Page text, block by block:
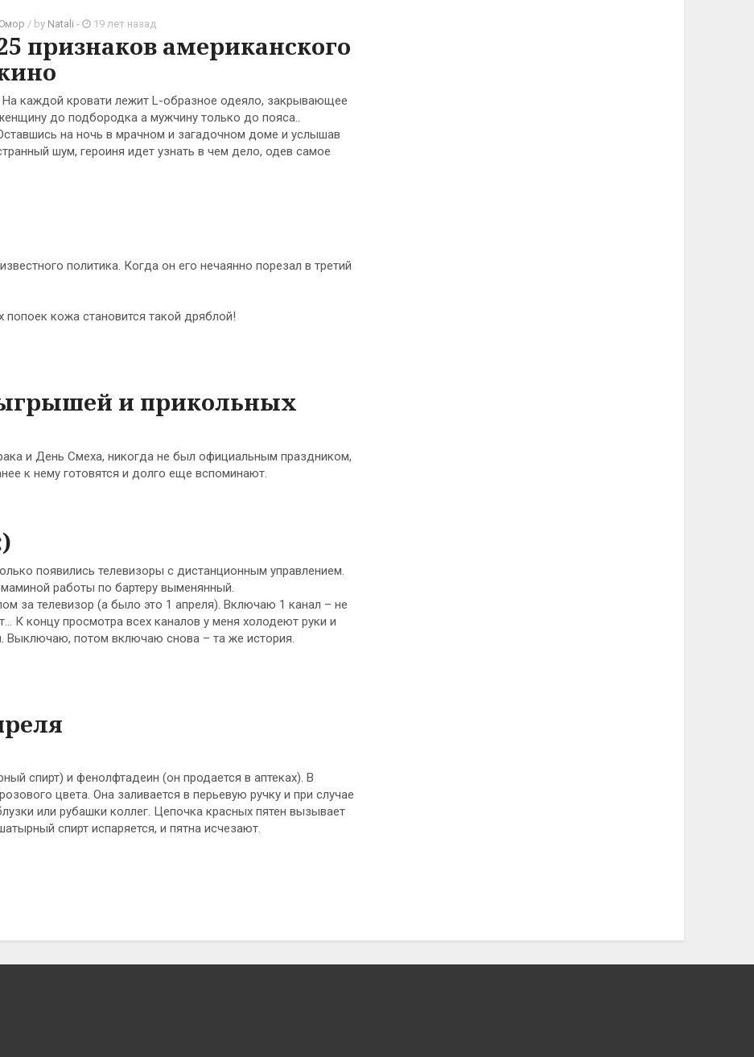
/ by Natali - 19 лет назад
признаков американского
На каждой кровати лежит L-образное одеяло, закрывающее
до подбородка а мужчину только до пояса..
на ночь в мрачном и загадочном доме и услышав
шум, героиня идет узнать в чем дело, одев самое
политика. Когда он его нечаянно порезал в третий
кожа становится такой дряблой!
и прикольных
и День Смеха, никогда не был официальным праздником,
к нему готовятся и долго еще вспоминают.
появились телевизоры с дистанционным управлением.
работы по бартеру выменянный.
за телевизор (а было это 1 апреля). Включаю 1 канал – не
К концу просмотра всех каналов у меня холодеют руки и
Выключаю, потом включаю снова – та же история.
спирт) и фенолфтадеин (он продается в аптеках). В
цвета. Она заливается в перьевую ручку и при случае
или рубашки коллег. Цепочка красных пятен вызывает
спирт испаряется, и пятна исчезают.